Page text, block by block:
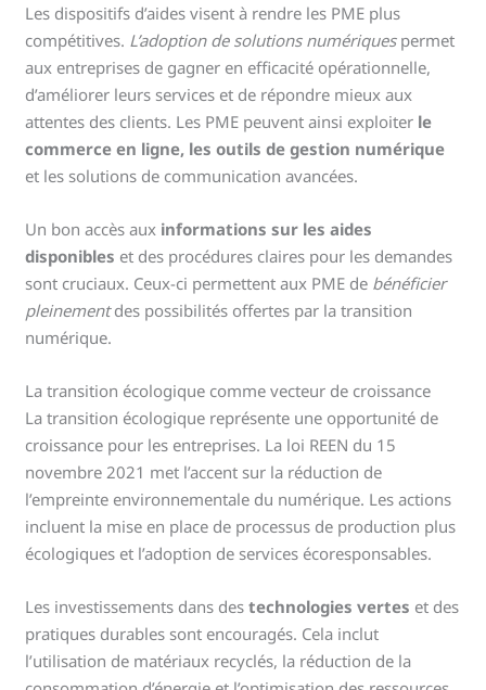
Les dispositifs d’aides visent à rendre les PME plus
compétitives. L’adoption de solutions numériquespermet
aux entreprises de gagner en efficacité opérationnelle,
d’améliorer leurs services et de répondre mieux aux
attentes des clients. Les PME peuvent ainsi exploiter le
commerce en ligne, les outils de gestion numérique
et les solutions de communication avancées.
Un bon accès aux informations sur les aides
disponibles et des procédures claires pour les demandes
sont cruciaux. Ceux-ci permettent aux PME de bénéficier
pleinementdes possibilités offertes par la transition
numérique.
La transition écologique comme vecteur de croissance
La transition écologique représente une opportunité de
croissance pour les entreprises. La loi REEN du 15
novembre 2021 met l’accent sur la réduction de
l’empreinte environnementale du numérique. Les actions
incluent la mise en place de processus de production plus
écologiques et l’adoption de services écoresponsables.
Les investissements dans destechnologies vertes et des
pratiques durables sont encouragés. Cela inclut
l’utilisation de matériaux recyclés, la réduction de la